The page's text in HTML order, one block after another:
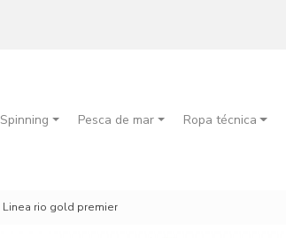
Spinning Pesca de mar Ropa técnica
Linea rio gold premier